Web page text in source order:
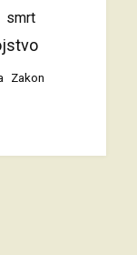
smrt
Zakon